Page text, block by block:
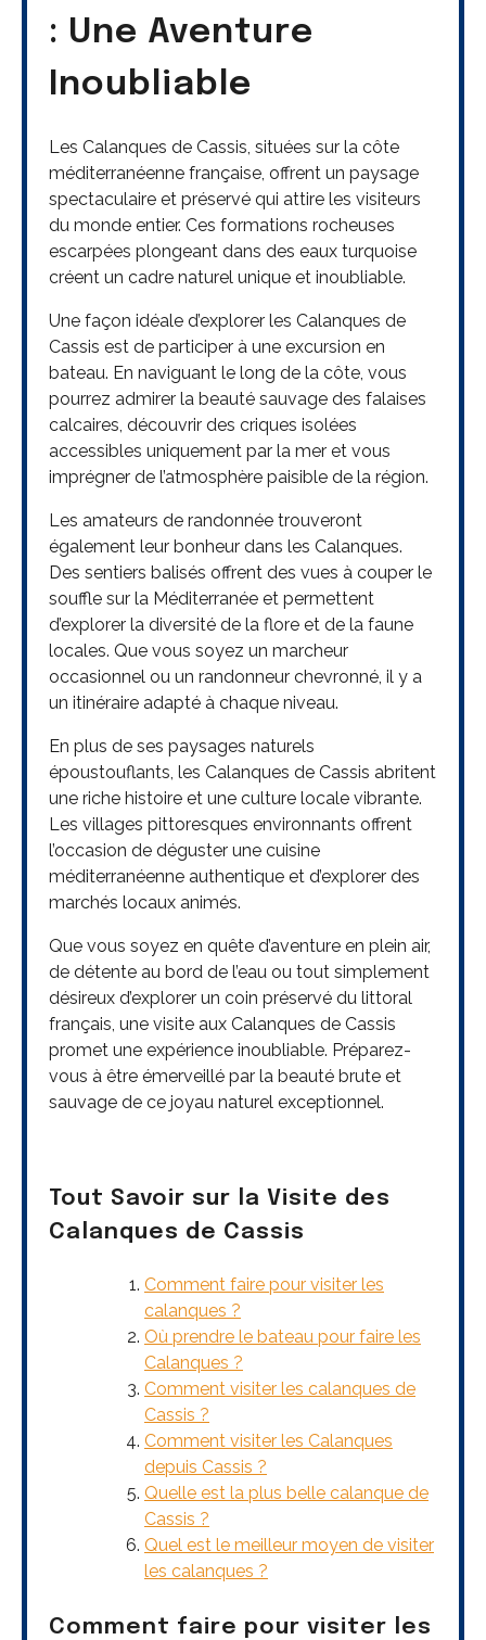
: Une Aventure
Inoubliable
Les Calanques de Cassis, situées sur la côte
méditerranéenne française, offrent un paysage
spectaculaire et préservé qui attire les visiteurs
du monde entier. Ces formations rocheuses
escarpées plongeant dans des eaux turquoise
créent un cadre naturel unique et inoubliable.
Une façon idéale d’explorer les Calanques de
Cassis est de participer à une excursion en
bateau. En naviguant le long de la côte, vous
pourrez admirer la beauté sauvage des falaises
calcaires, découvrir des criques isolées
accessibles uniquement par la mer et vous
imprégner de l’atmosphère paisible de la région.
Les amateurs de randonnée trouveront
également leur bonheur dans les Calanques.
Des sentiers balisés offrent des vues à couper le
souffle sur la Méditerranée et permettent
d’explorer la diversité de la flore et de la faune
locales. Que vous soyez un marcheur
occasionnel ou un randonneur chevronné, il y a
un itinéraire adapté à chaque niveau.
En plus de ses paysages naturels
époustouflants, les Calanques de Cassis abritent
une riche histoire et une culture locale vibrante.
Les villages pittoresques environnants offrent
l’occasion de déguster une cuisine
méditerranéenne authentique et d’explorer des
marchés locaux animés.
Que vous soyez en quête d’aventure en plein air,
de détente au bord de l’eau ou tout simplement
désireux d’explorer un coin préservé du littoral
français, une visite aux Calanques de Cassis
promet une expérience inoubliable. Préparez-
vous à être émerveillé par la beauté brute et
sauvage de ce joyau naturel exceptionnel.
Tout Savoir sur la Visite des
Calanques de Cassis
Comment faire pour visiter les
calanques ?
Où prendre le bateau pour faire les
Calanques ?
Comment visiter les calanques de
Cassis ?
Comment visiter les Calanques
depuis Cassis ?
Quelle est la plus belle calanque de
Cassis ?
Quel est le meilleur moyen de visiter
les calanques ?
Comment faire pour visiter les